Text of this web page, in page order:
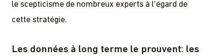
le scepticisme de nombreux experts à l'égard de
cette stratégie.
Les données à long terme le prouvent: les